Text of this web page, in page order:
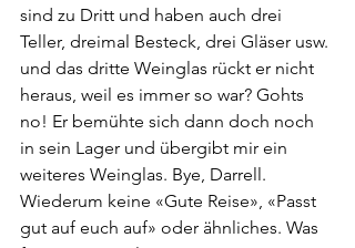
sind zu Dritt und haben auch drei
Teller, dreimal Besteck, drei Gläser usw.
und das dritte Weinglas rückt er nicht
heraus, weil es immer so war? Gohts
no! Er bemühte sich dann doch noch
in sein Lager und übergibt mir ein
weiteres Weinglas. Bye, Darrell.
Wiederum keine «Gute Reise», «Passt
gut auf euch auf» oder ähnliches. Was